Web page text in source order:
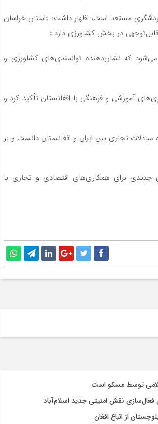
مستعد است، اظهار داشت: «استان خراسان
در بخش کشاورزی دارد.»
می‌شود که نشان‌دهنده توانمندی‌های کشاورزی و
آموزشی و فرهنگی با افغانستان تأکید کرد و
مبادلات تجاری بین ایران و افغانستان دانست و بر
جدیدی برای همکاری‌های اقتصادی و تجاری با
توسط مسکو است
فعال‌سازی نقش امنیتی جدید اسلام‌آباد
از اتباع افغان